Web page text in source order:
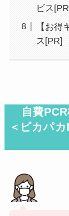
ビス
【お
ス[PR]
自費
＜ピカパ